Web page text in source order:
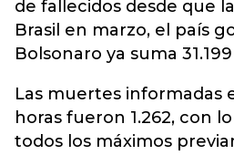
de fallecidos desde que
Brasil en marzo, el país
Bolsonaro ya suma
Las muertes informadas
horas fueron 1.262, con
todos los máximos